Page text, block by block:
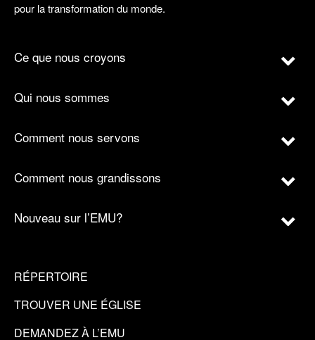
pour la transformation du monde.
Ce que nous croyons
Qui nous sommes
Comment nous servons
Comment nous grandissons
Nouveau sur l’EMU?
RÉPERTOIRE
TROUVER UNE ÉGLISE
DEMANDEZ À L’EMU